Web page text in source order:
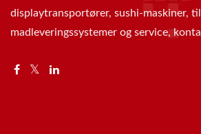
displaytransportører, sushi-maskiner,
madleveringssystemer og service,